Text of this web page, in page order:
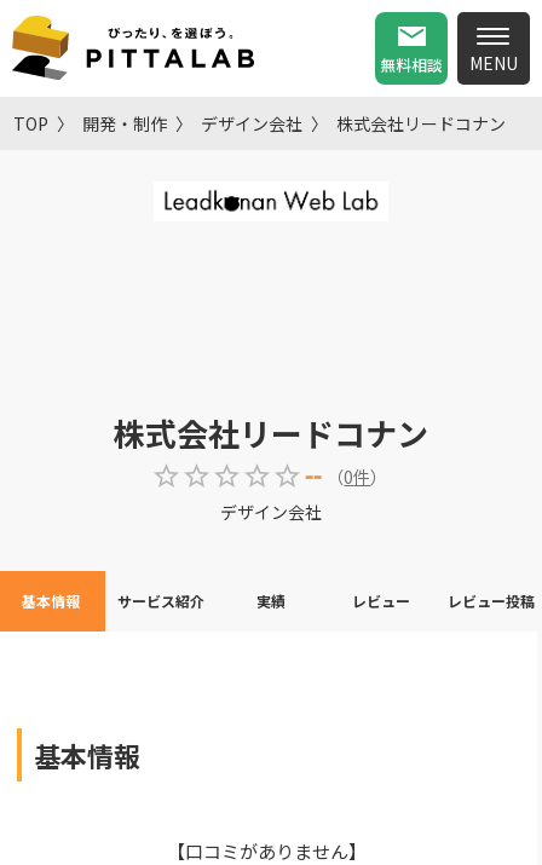
無料相談
TOP 開発・制作 デザイン会社 株式会社リードコナン
株式会社リードコナン
-- （0件）
デザイン会社
基本情報 サービス紹介 実績 レビュー レビュー投稿
基本情報
【口コミがありません】